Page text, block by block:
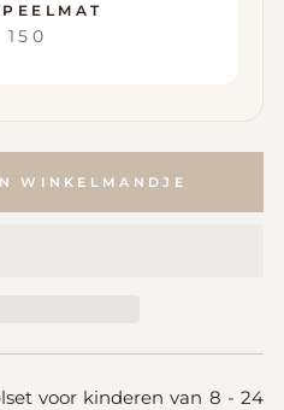
WINKELMANDJE
voor kinderen van 8 - 24